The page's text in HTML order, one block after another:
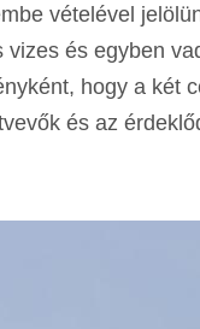
vételével
és egyben
hogy a két
és az